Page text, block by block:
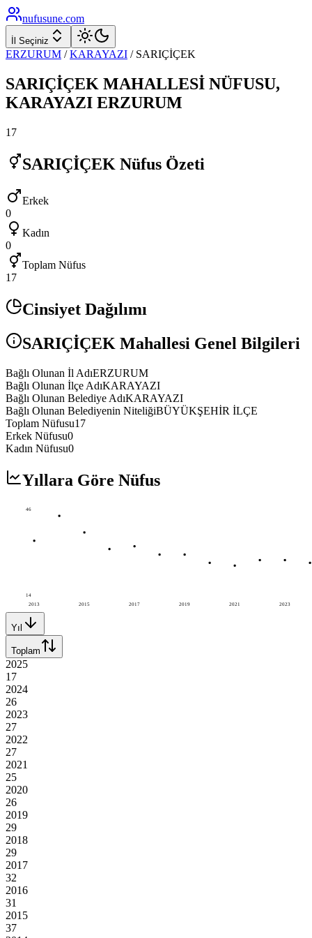
nufusune.com
İl Seçiniz
ERZURUM / KARAYAZI / SARIÇİÇEK
SARIÇİÇEK MAHALLESİ NÜFUSU,
KARAYAZI ERZURUM
17
SARIÇİÇEK Nüfus Özeti
Erkek
0
Kadın
0
Toplam Nüfus
17
Cinsiyet Dağılımı
SARIÇİÇEK Mahallesi Genel Bilgileri
Bağlı Olunan İl AdıERZURUM
Bağlı Olunan İlçe AdıKARAYAZI
Bağlı Olunan Belediye AdıKARAYAZI
Bağlı Olunan Belediyenin NiteliğiBÜYÜKŞEHİR İLÇE
Toplam Nüfusu17
Erkek Nüfusu0
Kadın Nüfusu0
Yıllara Göre Nüfus
2013 2015 2017 2019 2021 2023
46
14
Yıl
Toplam
2025
17
2024
26
2023
27
2022
27
2021
25
2020
26
2019
29
2018
29
2017
32
2016
31
2015
37